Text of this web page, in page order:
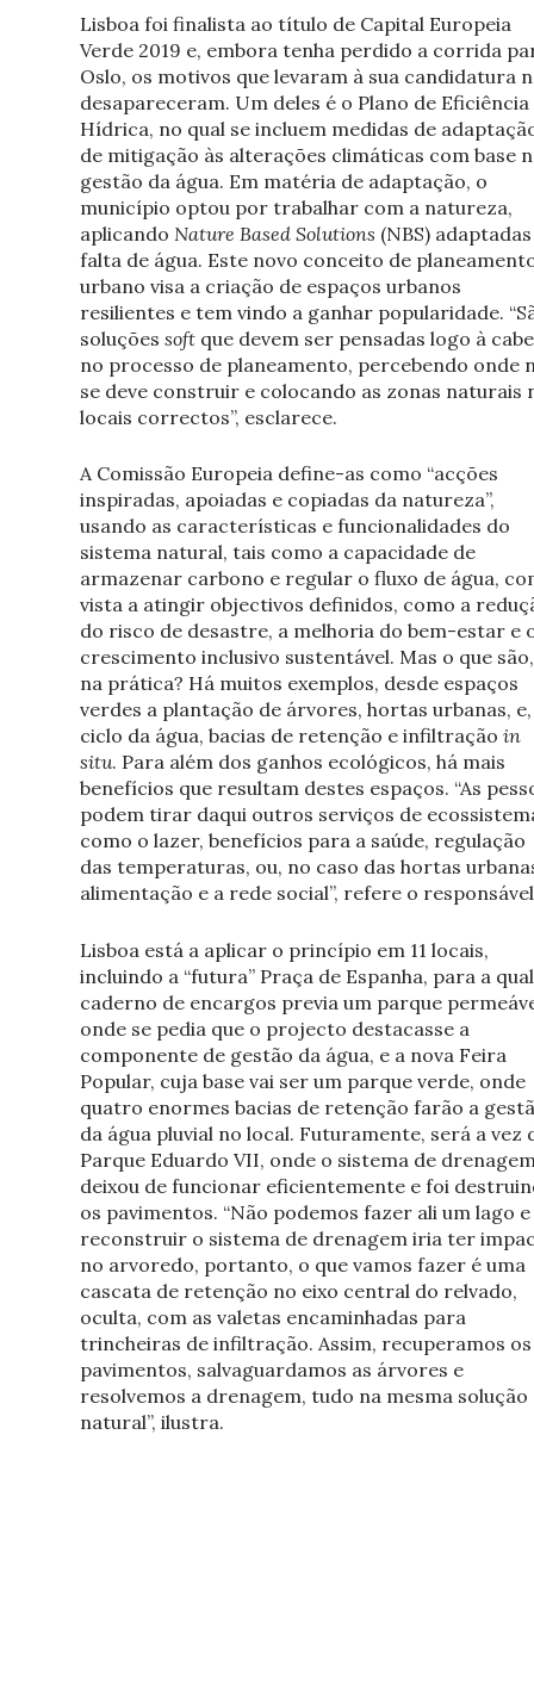
Lisboa foi finalista ao título de Capital Europeia
Verde 2019 e, embora tenha perdido a corrida
Oslo, os motivos que levaram à sua candidatura
desapareceram. Um deles é o Plano de Eficiência
Hídrica, no qual se incluem medidas de
de mitigação às alterações climáticas com base
gestão da água. Em matéria de adaptação, o
município optou por trabalhar com a natureza,
aplicando Nature Based Solutions (NBS)
falta de água. Este novo conceito de
urbano visa a criação de espaços urbanos
resilientes e tem vindo a ganhar popularidade.
soluções softque devem ser pensadas logo à
no processo de planeamento, percebendo onde
se deve construir e colocando as zonas naturais
locais correctos”, esclarece.
A Comissão Europeia define-as como “acções
inspiradas, apoiadas e copiadas da natureza”,
usando as características e funcionalidades do
sistema natural, tais como a capacidade de
armazenar carbono e regular o fluxo de água,
vista a atingir objectivos definidos, como a
do risco de desastre, a melhoria do bem-estar e
crescimento inclusivo sustentável. Mas o que são,
na prática? Há muitos exemplos, desde espaços
verdes a plantação de árvores, hortas urbanas,
ciclo da água, bacias de retenção e infiltração in
situ. Para além dos ganhos ecológicos, há mais
benefícios que resultam destes espaços. “As
podem tirar daqui outros serviços de
como o lazer, benefícios para a saúde, regulação
das temperaturas, ou, no caso das hortas
alimentação e a rede social”, refere o
Lisboa está a aplicar o princípio em 11 locais,
incluindo a “futura” Praça de Espanha, para a
caderno de encargos previa um parque
onde se pedia que o projecto destacasse a
componente de gestão da água, e a nova Feira
Popular, cuja base vai ser um parque verde, onde
quatro enormes bacias de retenção farão a
da água pluvial no local. Futuramente, será a vez
Parque Eduardo VII, onde o sistema de
deixou de funcionar eficientemente e foi
os pavimentos. “Não podemos fazer ali um lago e
reconstruir o sistema de drenagem iria ter
no arvoredo, portanto, o que vamos fazer é uma
cascata de retenção no eixo central do relvado,
oculta, com as valetas encaminhadas para
trincheiras de infiltração. Assim, recuperamos os
pavimentos, salvaguardamos as árvores e
resolvemos a drenagem, tudo na mesma solução
natural”, ilustra.